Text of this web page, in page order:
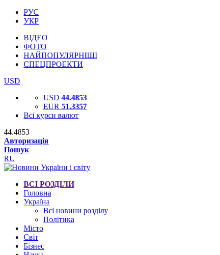
РУС
УКР
ВІДЕО
ФОТО
НАЙПОПУЛЯРНІШІ
СПЕЦПРОЕКТИ
USD
USD 44.4853
EUR 51.3357
Всі курси валют
44.4853
Авторизація
Пошук
RU
ВСІ РОЗДІЛИ
Головна
Україна
Всі новини розділу
Політика
Місто
Світ
Бізнес